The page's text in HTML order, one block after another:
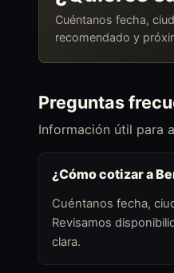
Cuéntanos fecha,
recomendado y
Preguntas
Información útil para
¿Cómo cotizar a
Cuéntanos fecha,
Revisamos
clara.